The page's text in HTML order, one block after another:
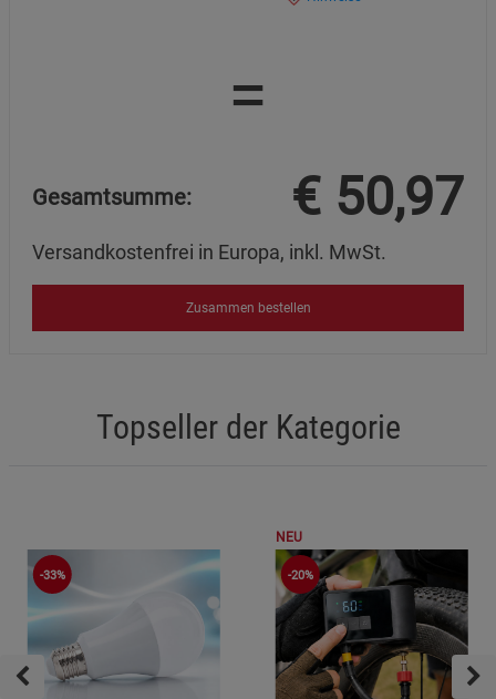
=
Gesamtsumme: € 50,97
Versandkostenfrei in Europa, inkl. MwSt.
Zusammen bestellen
Topseller der Kategorie
-33%
NEU
-20%